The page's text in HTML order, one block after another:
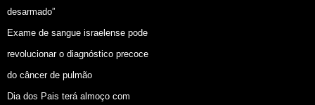
desarmado”
Exame de sangue israelense pode
revolucionar o diagnóstico precoce
do câncer de pulmão
Dia dos Pais terá almoço com